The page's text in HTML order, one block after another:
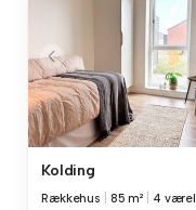
Kolding
Rækkehus 85 m² 4